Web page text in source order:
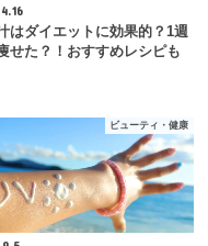
はダイエットに効果的？1週
せた？！おすすめレシピも
ビューティ・健康